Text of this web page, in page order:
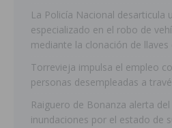
La Policía Nacional desarticula
especializado en el robo de
mediante la clonación de llaves
Torrevieja impulsa el empleo
personas desempleadas a
Raiguero de Bonanza alerta
inundaciones por el estado de